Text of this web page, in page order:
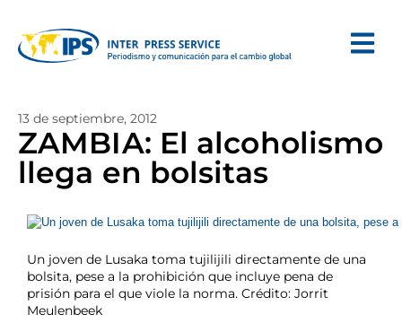
13 de septiembre, 2012
ZAMBIA: El alcoholismo
llega en bolsitas
Un joven de Lusaka toma tujilijili directamente de una
bolsita, pese a la prohibición que incluye pena de
prisión para el que viole la norma. Crédito: Jorrit
Meulenbeek